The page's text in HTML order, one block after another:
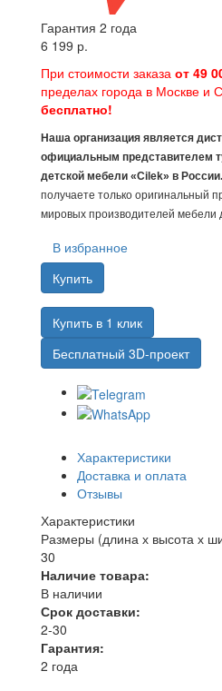
Гарантия 2 года
6 199 р.
При стоимости заказа от 49
пределах города в Москве и
бесплатно!
Наша организация является
официальным представителем
детской мебели «Cilek» в России.
получаете только оригинальный
мировых производителей мебели
В избранное
Купить
Купить в 1 клик
Бесплатный 3D-проект
Характеристики
Доставка и оплата
Отзывы
Характеристики
Размеры (длина х высота х
30
Наличие товара:
В наличии
Срок доставки:
2-30
Гарантия:
2 года